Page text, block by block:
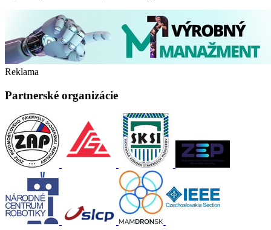
Reklama
Partnerské organizácie